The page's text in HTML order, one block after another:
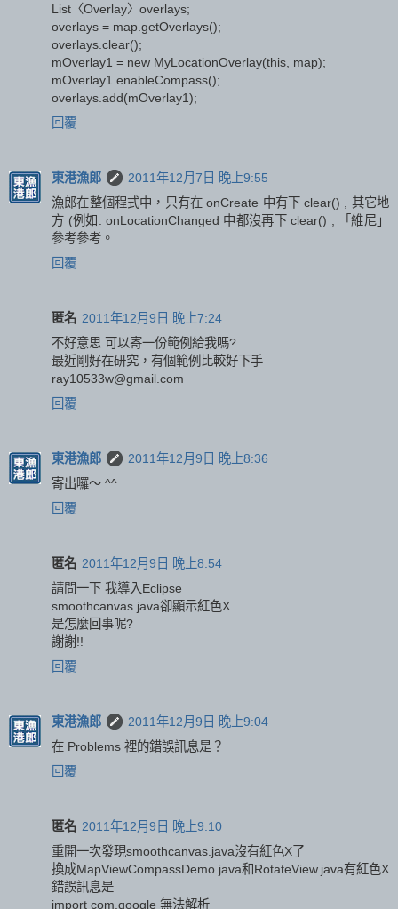
List〈Overlay〉overlays;
overlays = map.getOverlays();
overlays.clear();
mOverlay1 = new MyLocationOverlay(this, map);
mOverlay1.enableCompass();
overlays.add(mOverlay1);
回覆
東港漁郎
2011年12月7日 晚上9:55
漁郎在整個程式中，只有在 onCreate 中有下 clear() , 其它地
方 (例如: onLocationChanged 中都沒再下 clear() , 「維尼」
參考參考。
回覆
匿名 2011年12月9日 晚上7:24
不好意思 可以寄一份範例給我嗎?
最近剛好在研究，有個範例比較好下手
ray10533w@gmail.com
回覆
東港漁郎
2011年12月9日 晚上8:36
寄出囉～ ^^
回覆
匿名 2011年12月9日 晚上8:54
請問一下 我導入Eclipse
smoothcanvas.java卻顯示紅色X
是怎麼回事呢?
謝謝!!
回覆
東港漁郎
2011年12月9日 晚上9:04
在 Problems 裡的錯誤訊息是？
回覆
匿名 2011年12月9日 晚上9:10
重開一次發現smoothcanvas.java沒有紅色X了
換成MapViewCompassDemo.java和RotateView.java有紅色X
錯誤訊息是
import com.google 無法解析